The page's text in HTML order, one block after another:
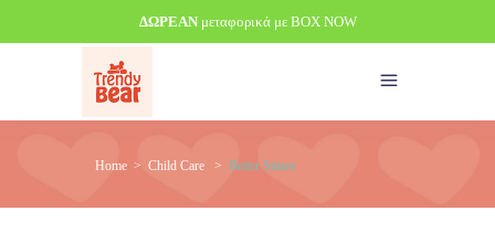
Home > Child Care > Better Sitters
ΔΩΡΕΑΝμεταφορικά με BOX NOW